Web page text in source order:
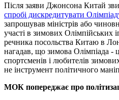
Після заяви Джонсона Китай
спробі дискредитувати
запрошував міністрів або
участі в зимових Олімпійських
речника посольства Китаю в
нагадав, що зимова Олімпіада -
спортсменів і любителів
не інструмент політичного
МОК попереджає про